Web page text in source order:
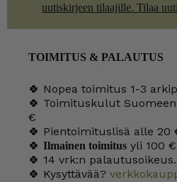
uutiskirjeen tilaajille. Tilaa
TOIMITUS & PALAUTUS
🍀 Nopea toimitus 1-3
🍀 Toimituskulut
€
🍀 Pientoimituslisä alle 20
🍀 Ilmainen toimitus yli 100
🍀 14 vrk:n palautusoikeus.
🍀 Kysyttävää?